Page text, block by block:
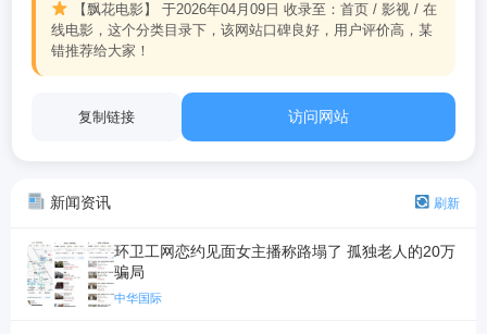
【飘花电影】
于2026年04月09日 收录至：首页 / 影视 / 在
线电影，这个分类目录下，该网站口碑良好，用户评价高，某
错推荐给大家！
复制链接 访问网站
新闻资讯 刷新
环卫工网恋约见面女主播称路塌了 孤独老人的20万
骗局
中华国际